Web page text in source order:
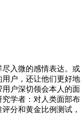
入微的感情表达。或
户，还让他们更好地
户深切领会本人的面
学者：对人类面部布
分和黄金比例测试，